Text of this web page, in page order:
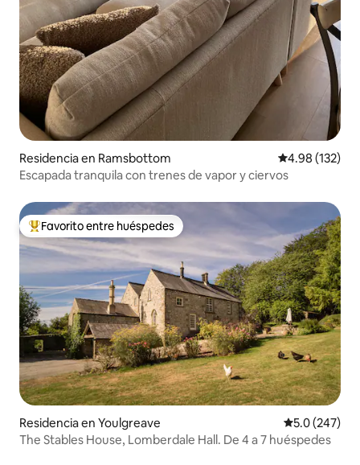
Residencia en Ramsbottom Calificación
4.98 (132)
Escapada tranquila con trenes de vapor y ciervos
De los mejores en Favorito entre huéspedes
Favorito entre huéspedes
Residencia en Youlgreave Calificación
5.0 (247)
The Stables House, Lomberdale Hall. De 4 a 7 huéspedes